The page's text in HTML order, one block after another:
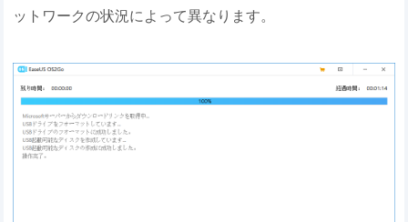
ットワークの状況によって異なります。